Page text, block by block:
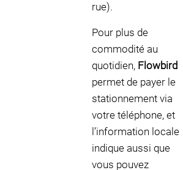
rue).
Pour plus de
commodité au
quotidien, Flowbird
permet de payer le
stationnement via
votre téléphone, et
l’information locale
indique aussi que
vous pouvez